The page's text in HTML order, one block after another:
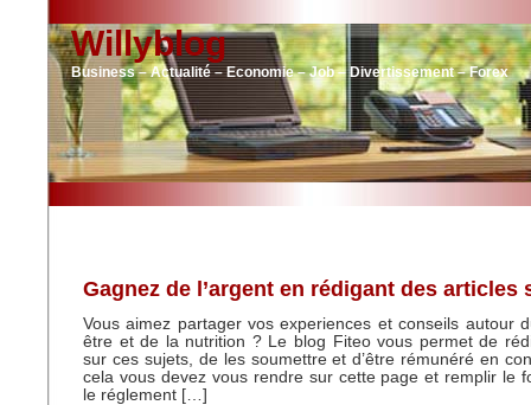
Willyblog
Business – Actualité – Economie – Job – Divertissement – Forex
Gagnez de l’argent en rédigant des articles
Vous aimez partager vos experiences et conseils autour
être et de la nutrition ? Le blog Fiteo vous permet de
sur ces sujets, de les soumettre et d’être rémunéré en
cela vous devez vous rendre sur cette page et remplir le
le réglement […]